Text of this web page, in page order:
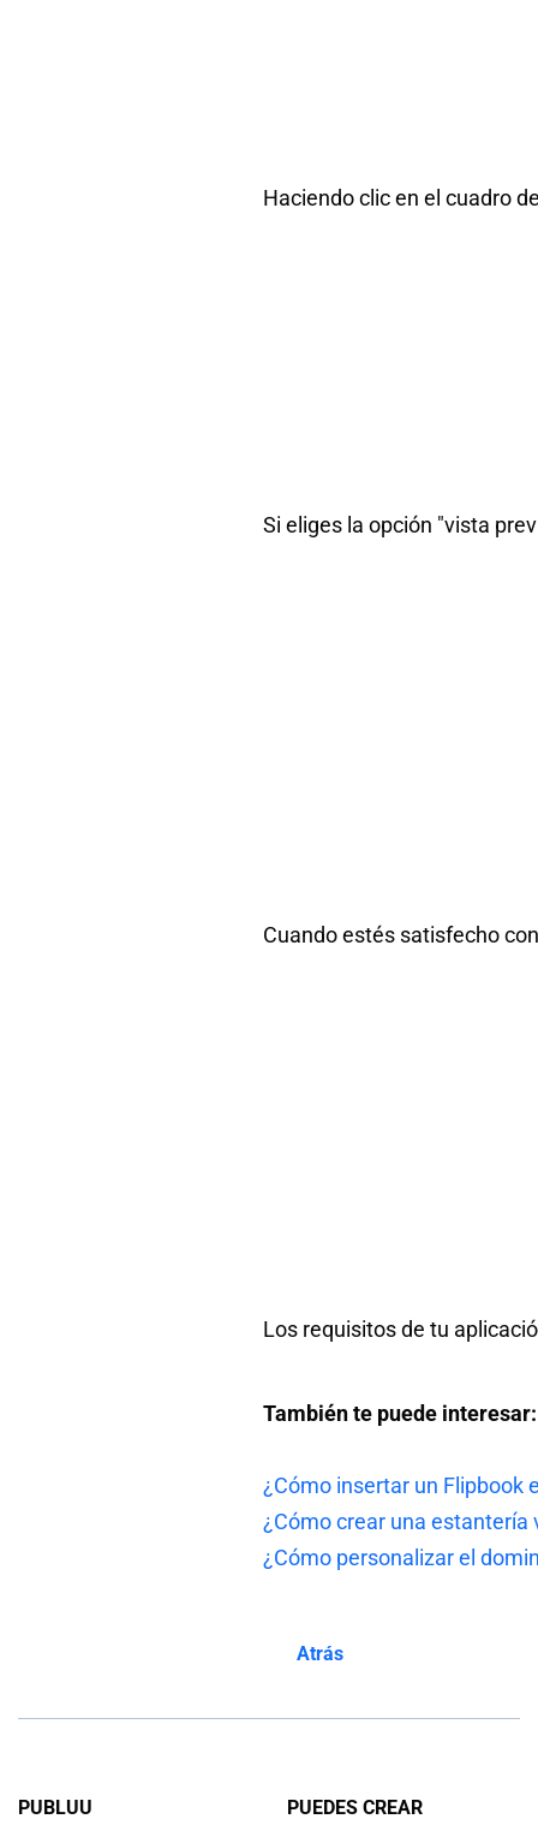
Haciendo clic en el cuadro
Si eliges la opción "vista
Cuando estés satisfecho
Los requisitos de tu
También te puede interesar:
¿Cómo insertar un Flipbook
¿Cómo crear una estantería
¿Cómo personalizar el
Atrás
PUBLUU
PUEDES CREAR